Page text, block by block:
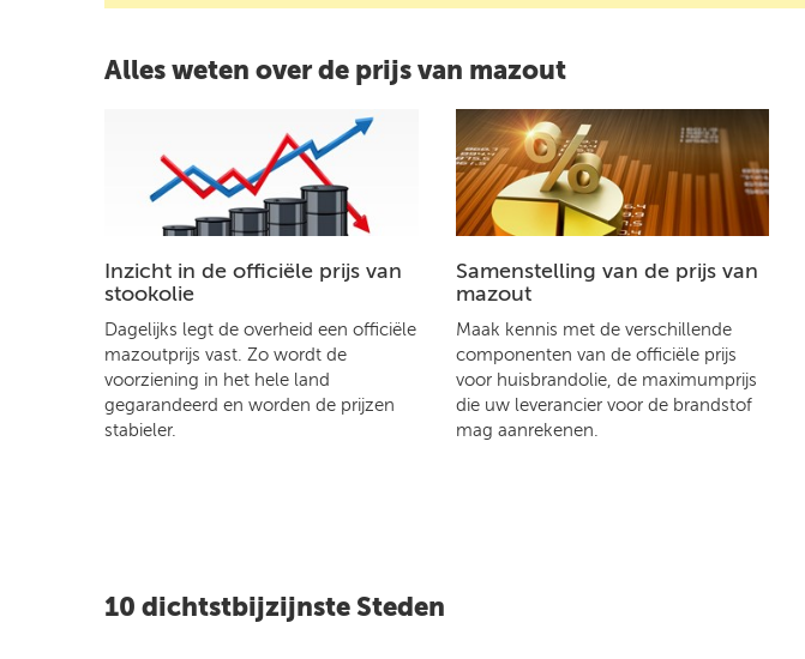
Alles weten over de prijs van mazout
Inzicht in de officiële prijs van
stookolie
Dagelijks legt de overheid een officiële
mazoutprijs vast. Zo wordt de
voorziening in het hele land
gegarandeerd en worden de prijzen
stabieler.
Samenstelling van de prijs van
mazout
Maak kennis met de verschillende
componenten van de officiële prijs
voor huisbrandolie, de maximumprijs
die uw leverancier voor de brandstof
mag aanrekenen.
10 dichtstbijzijnste Steden